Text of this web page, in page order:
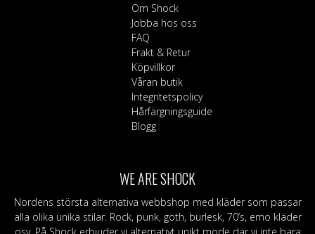
Om Shock
Jobba hos oss
FAQ
Frakt & Retur
Köpvillkor
Våran butik
Integritetspolicy
Hårfärgningsguide
Blogg
WE ARE SHOCK
Nordens största alternativa webbshop med kläder som passar
alla olika unika stilar. Rock, punk, goth, burlesk, 70’s, emo kläder